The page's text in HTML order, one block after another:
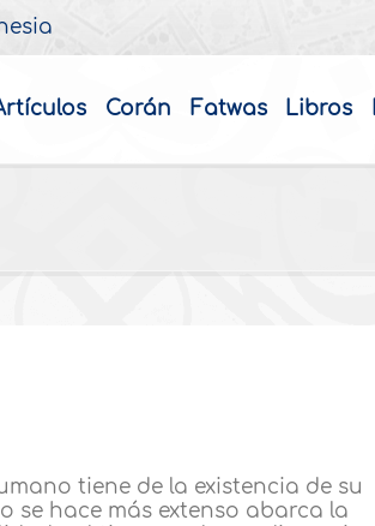
Corán Fatwas Libros
tiene de la existencia de su
se hace más extenso abarca la